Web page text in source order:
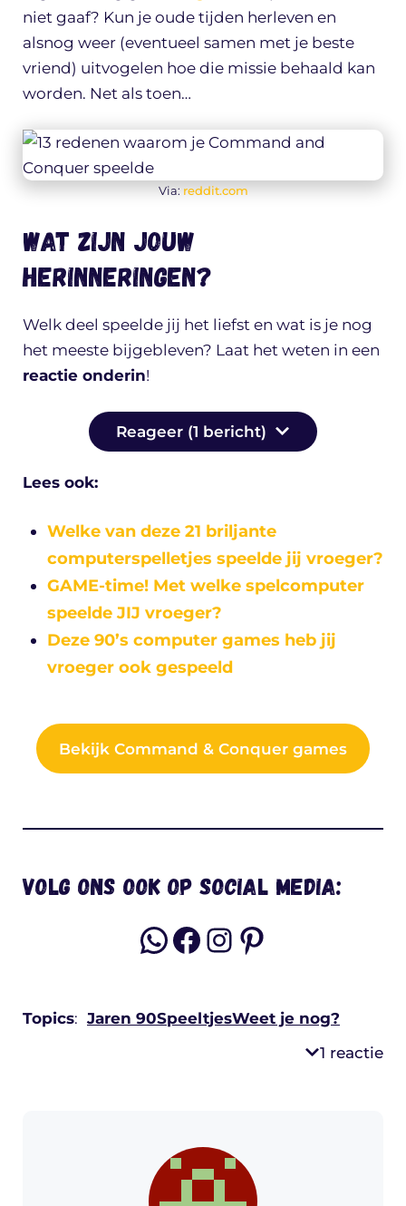
niet gaaf? Kun je oude tijden herleven en
alsnog weer (eventueel samen met je beste
vriend) uitvogelen hoe die missie behaald kan
worden. Net als toen…
Via: reddit.com
Wat zijn jouw
herinneringen?
Welk deel speelde jij het liefst en wat is je nog
het meeste bijgebleven? Laat het weten in een
reactie onderin!
Reageer (1 bericht)
Lees ook:
Welke van deze 21 briljante
computerspelletjes speelde jij vroeger?
GAME-time! Met welke spelcomputer
speelde JIJ vroeger?
Deze 90’s computer games heb jij
vroeger ook gespeeld
Bekijk Command & Conquer games
Volg ons ook op social media:
WhatsApp
Facebook
Instagram
Pinterest
Topics: Jaren 90SpeeltjesWeet je nog?
1 reactie